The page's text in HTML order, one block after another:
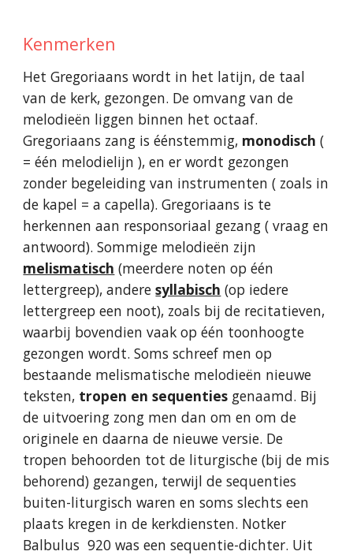
Kenmerken
Het Gregoriaans wordt in het latijn, de taal
van de kerk, gezongen. De omvang van de
melodieën liggen binnen het octaaf.
Gregoriaans zang is éénstemmig, monodisch (
= één melodielijn ), en er wordt gezongen
zonder begeleiding van instrumenten ( zoals in
de kapel = a capella). Gregoriaans is te
herkennen aan responsoriaal gezang ( vraag en
antwoord). Sommige melodieën zijn
melismatisch (meerdere noten op één
lettergreep), anderesyllabisch (op iedere
lettergreep een noot), zoals bij de recitatieven,
waarbij bovendien vaak op één toonhoogte
gezongen wordt. Soms schreef men op
bestaande melismatische melodieën nieuwe
teksten, tropen en sequenties genaamd. Bij
de uitvoering zong men dan om en om de
originele en daarna de nieuwe versie. De
tropen behoorden tot de liturgische (bij de mis
behorend) gezangen, terwijl de sequenties
buiten-liturgisch waren en soms slechts een
plaats kregen in de kerkdiensten. Notker
Balbulus 920 was een sequentie-dichter. Uit